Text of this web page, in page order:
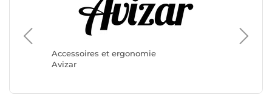
Accessoires et ergonomie
Avizar
Kimex